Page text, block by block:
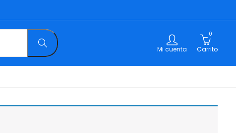
Mi cuenta
0
Carrito